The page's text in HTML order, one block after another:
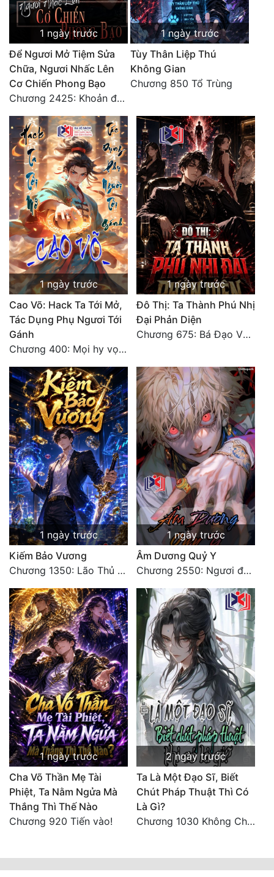
1 ngày trước
Để Ngươi Mở Tiệm Sửa
Chữa, Ngươi Nhấc Lên
Cơ Chiến Phong Bạo
Chương 2425: Khoản đầu tư của Tượng Chủ!! Nỗi nghi hoặc của Tô Bạch!
1 ngày trước
Tùy Thân Liệp Thú
Không Gian
Chương 850 Tổ Trùng
1 ngày trước
Cao Võ: Hack Ta Tới Mở,
Tác Dụng Phụ Ngươi Tới
Gánh
Chương 400: Mọi hy vọng đặt trên Tô Mặc!
1 ngày trước
Đô Thị: Ta Thành Phú Nhị
Đại Phản Diện
Chương 675: Bá Đạo Vương Gia
1 ngày trước
Kiếm Bảo Vương
Chương 1350: Lão Thủ (4/5)
1 ngày trước
Âm Dương Quỷ Y
Chương 2550: Ngươi đoán xem
1 ngày trước
Cha Võ Thần Mẹ Tài
Phiệt, Ta Nằm Ngửa Mà
Thắng Thì Thế Nào
Chương 920 Tiến vào!
2 ngày trước
Ta Là Một Đạo Sĩ, Biết
Chút Pháp Thuật Thì Có
Là Gì?
Chương 1030 Không Chi Hoàng Nguyên Đại Hư